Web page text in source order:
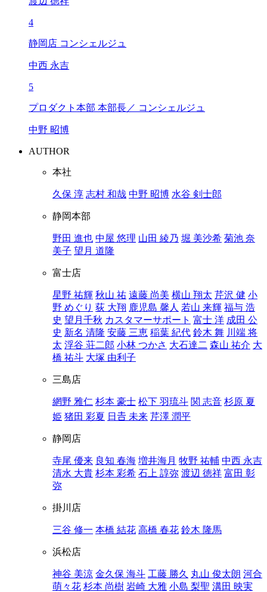
4
静岡店 コンシェルジュ
中西 永吉
5
プロダクト本部 本部長／ コンシェルジュ
中野 昭博
AUTHOR
本社
久保 淳 志村 和哉 中野 昭博 水谷 剣士郎
静岡本部
野田 進也 中屋 悠理 山田 綾乃 堀 美沙希 菊池 奈
美子 望月 道隆
富士店
星野 祐輝 秋山 祐 遠藤 尚美 横山 翔太 芹沢 健 小
野 めぐり 荻 大翔 鹿児島 馨人 若山 来輝 福与 浩
史 望月千秋 カスタマーサポート 富士 洋 成田 公
史 新名 清隆 安藤 三恵 稲葉 紀代 鈴木 舞 川端 将
太 浮谷 荘二郎 小林 つかさ 大石達二 森山 祐介 大
橋 祐斗 大塚 由利子
三島店
網野 雅仁 杉本 豪士 松下 羽琉斗 関 志音 杉原 夏
姫 猪田 彩夏 日𠮷 未来 芹澤 潤平
静岡店
寺尾 優来 良知 春海 増井海月 牧野 祐輔 中西 永吉
清水 大貴 杉本 彩希 石上 諄弥 渡辺 徳祥 富田 彰
弥
掛川店
三谷 修一 本橋 結花 高橋 春花 鈴木 隆馬
浜松店
神谷 美涼 金久保 海斗 工藤 勝久 丸山 俊太朗 河合
萌々花 杉本 尚樹 岩崎 大雅 小島 梨聖 溝田 映実